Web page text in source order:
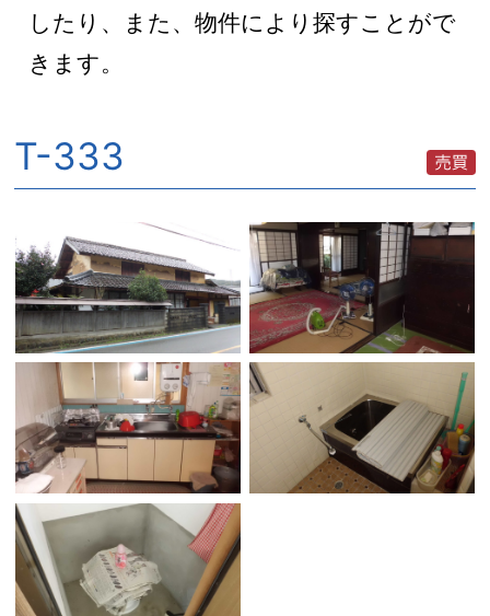
したり、また、物件により探すことがで
きます。
T-333